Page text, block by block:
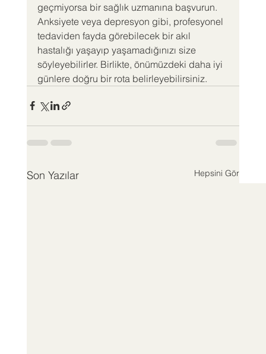
geçmiyorsa bir sağlık uzmanına başvurun.
Anksiyete veya depresyon gibi, profesyonel
tedaviden fayda görebilecek bir akıl
hastalığı yaşayıp yaşamadığınızı size
söyleyebilirler. Birlikte, önümüzdeki daha iyi
günlere doğru bir rota belirleyebilirsiniz.
Son Yazılar Hepsini Gör